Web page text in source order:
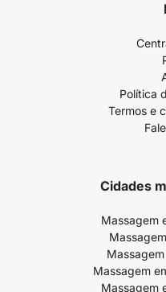
Política
Termos e
Cidades
Massagem
Massagem
Massagem